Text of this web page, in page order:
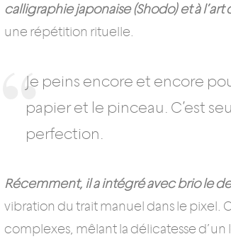
calligraphie japonaise (Shodo) et à l’art
une répétition rituelle.
Je peins encore et encore
papier et le pinceau. C’est
perfection.
Récemment, il a intégré avec brio le
vibration du trait manuel dans le
complexes, mêlant la délicatesse